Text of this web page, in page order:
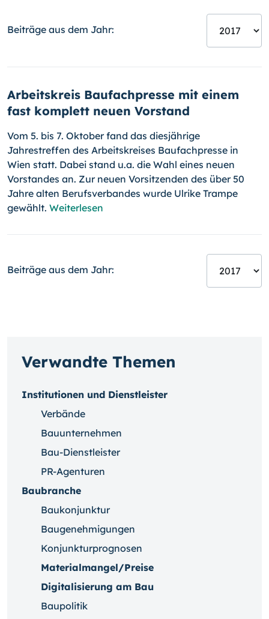
Beiträge aus dem Jahr:
Arbeitskreis Baufachpresse mit einem
fast komplett neuen Vorstand
Vom 5. bis 7. Oktober fand das diesjährige
Jahrestreffen des Arbeitskreises Baufachpresse in
Wien statt. Dabei stand u.a. die Wahl eines neuen
Vorstandes an. Zur neuen Vorsitzenden des über 50
Jahre alten Berufsverbandes wurde Ulrike Trampe
gewählt. Weiterlesen
Beiträge aus dem Jahr:
Verwandte Themen
Institutionen und Dienstleister
Verbände
Bauunternehmen
Bau-Dienstleister
PR-Agenturen
Baubranche
Baukonjunktur
Baugenehmigungen
Konjunkturprognosen
Materialmangel/Preise
Digitalisierung am Bau
Baupolitik